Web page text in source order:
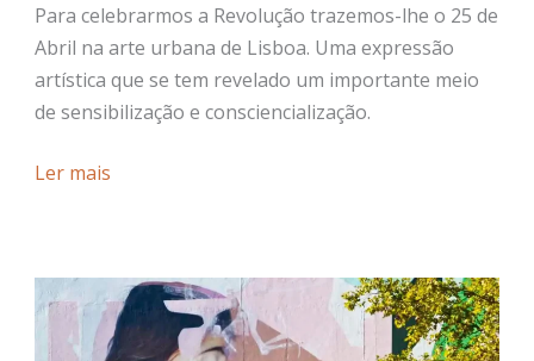
Para celebrarmos a Revolução trazemos-lhe o 25 de
Abril na arte urbana de Lisboa. Uma expressão
artística que se tem revelado um importante meio
de sensibilização e consciencialização.
25
Arte
Urbana
Ler mais